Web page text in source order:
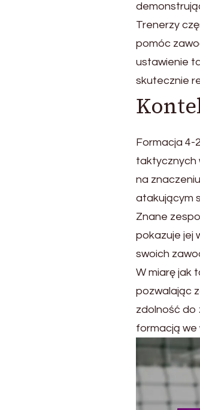
Trenerzy
pomóc
ustawienie
skutecznie
Formacja 4-
taktycznych
na
atakującym
Znane
pokazuje jej
swoich
W miarę jak
pozwalając
zdolność do
formacją we